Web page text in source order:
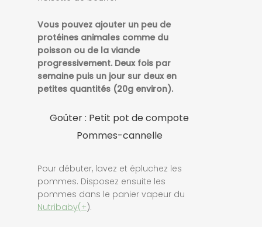
Vous pouvez ajouter un peu de
protéines animales comme du
poisson ou de la viande
progressivement. Deux fois par
semaine puis un jour sur deux en
petites quantités (20g environ).
Goûter : Petit pot de compote
Pommes-cannelle
Pour débuter, lavez et épluchez les
pommes. Disposez ensuite les
pommes dans le panier vapeur du
Nutribaby(+).